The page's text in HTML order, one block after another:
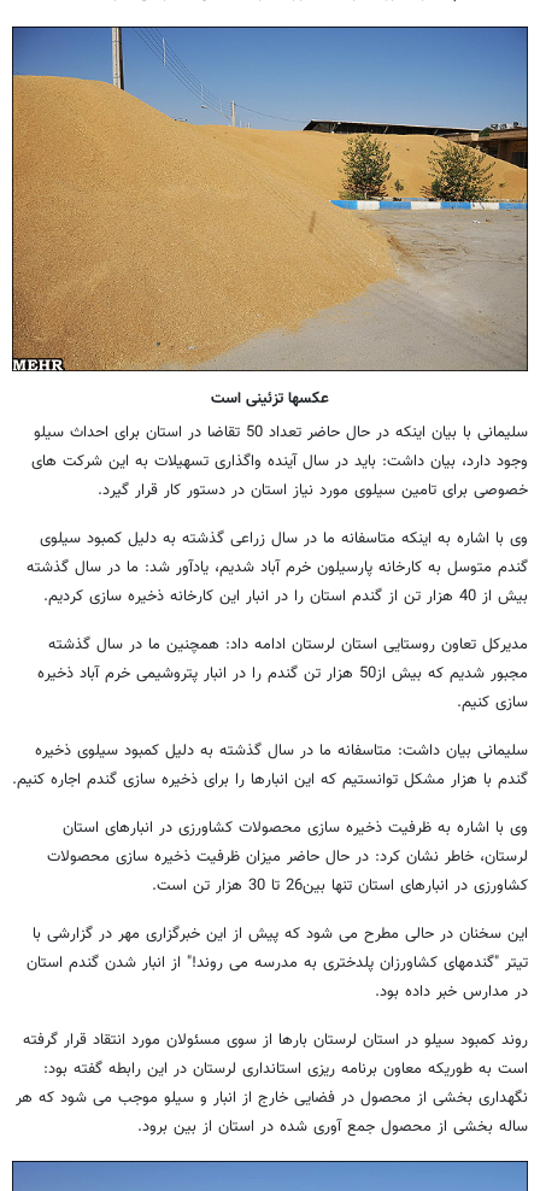
عکسها تزئینی است
سلیمانی با بیان اینکه در حال حاضر تعداد 50 تقاضا در استان برای احداث سیلو
وجود دارد، بیان داشت: باید در سال آینده واگذاری تسهیلات به این شرکت های
خصوصی برای تامین سیلوی مورد نیاز استان در دستور کار قرار گیرد.
وی با اشاره به اینکه متاسفانه ما در سال زراعی گذشته به دلیل کمبود سیلوی
گندم متوسل به کارخانه پارسیلون خرم آباد شدیم، یادآور شد: ما در سال گذشته
بیش از 40 هزار تن از گندم استان را در انبار این کارخانه ذخیره سازی کردیم.
مدیرکل تعاون روستایی استان لرستان ادامه داد: همچنین ما در سال گذشته
مجبور شدیم که بیش از50 هزار تن گندم را در انبار پتروشیمی خرم آباد ذخیره
سازی کنیم.
سلیمانی بیان داشت: متاسفانه ما در سال گذشته به دلیل کمبود سیلوی ذخیره
گندم با هزار مشکل توانستیم که این انبارها را برای ذخیره سازی گندم اجاره کنیم.
وی با اشاره به ظرفیت ذخیره سازی محصولات کشاورزی در انبارهای استان
لرستان، خاطر نشان کرد: در حال حاضر میزان ظرفیت ذخیره سازی محصولات
کشاورزی در انبارهای استان تنها بین26 تا 30 هزار تن است.
این سخنان در حالی مطرح می شود که پیش از این خبرگزاری مهر در گزارشی با
تیتر "گندمهای کشاورزان پلدختری به مدرسه می روند!" از انبار شدن گندم استان
در مدارس خبر داده بود.
روند کمبود سیلو در استان لرستان بارها از سوی مسئولان مورد انتقاد قرار گرفته
است به طوریکه معاون برنامه ریزی استانداری لرستان در این رابطه گفته بود:
نگهداری بخشی از محصول در فضایی خارج از انبار و سیلو موجب می شود که هر
ساله بخشی از محصول جمع آوری شده در استان از بین برود.